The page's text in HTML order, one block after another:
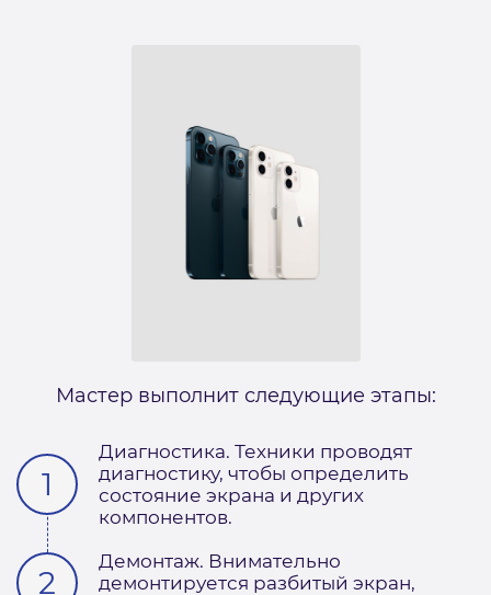
Мастер выполнит следующие этапы:
Диагностика. Техники проводят
диагностику, чтобы определить
состояние экрана и других
компонентов.
Демонтаж. Внимательно
демонтируется разбитый экран,